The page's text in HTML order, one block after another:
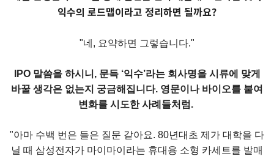
익수의 로드맵이라고 정리하면 될까요?
"네, 요약하면 그렇습니다."
IPO 말씀을 하시니, 문득 ‘익수’라는 회사명을 시류에 맞게
바꿀 생각은 없는지 궁금해집니다. 영문이나 바이오를 붙여
변화를 시도한 사례들처럼.
"아마 수백 번은 들은 질문 같아요. 80년대초 제가 대학을 다
닐 때 삼성전자가 마이마이라는 휴대용 소형 카세트를 발매